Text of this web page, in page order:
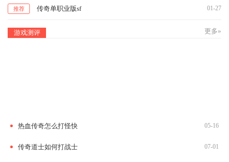
推荐 传奇单职业版sf 01-27
游戏测评 更多»
热血传奇怎么打怪快 05-16
传奇道士如何打战士 07-01